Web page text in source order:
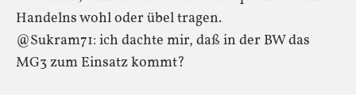
Handelns wohl oder übel tragen.
@Sukram71: ich dachte mir, daß in der BW das
MG3 zum Einsatz kommt?